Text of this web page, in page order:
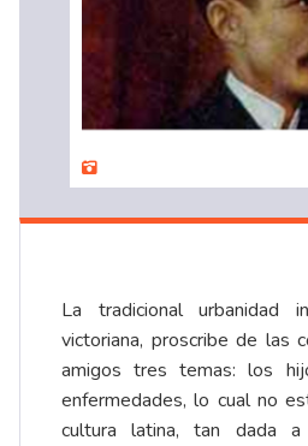
La tradicional urbanidad
victoriana, proscribe de las
amigos tres temas: los
enfermedades, lo cual no
cultura latina, tan dada a